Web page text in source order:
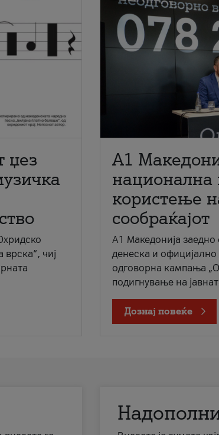
џез
чиј
A1
национална
користење
сообраќајот
A1 Македонија
денеска и официјално
одговорна кампања
подигнување на
Дознај повеќе